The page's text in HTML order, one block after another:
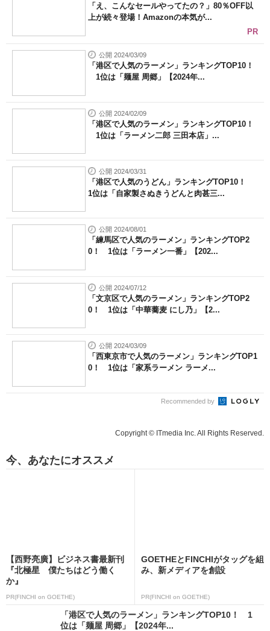
「え、こんなセールやってたの？」80％OFF以
上が続々登場！Amazonの本気が...
PR
公開 2024/03/09
「港区で人気のラーメン」ランキングTOP10！
1位は「麺屋 周郷」【2024年...
公開 2024/02/09
「港区で人気のラーメン」ランキングTOP10！
1位は「ラーメン二郎 三田本店」...
公開 2024/03/31
「港区で人気のうどん」ランキングTOP10！
1位は「自家製さぬきうどんと肉甚三...
公開 2024/08/01
「練馬区で人気のラーメン」ランキングTOP2
0！ 1位は「ラーメン一番」【202...
公開 2024/07/12
「文京区で人気のラーメン」ランキングTOP2
0！ 1位は「中華蕎麦 にし乃」【2...
公開 2024/03/09
「西東京市で人気のラーメン」ランキングTOP1
0！ 1位は「家系ラーメン ラーメ...
Recommended by
Copyright © ITmedia Inc. All Rights Reserved.
今、あなたにオススメ
【西野亮廣】ビジネス書最新刊
『北極星 僕たちはどう働く
か』
PR(FINCHI on GOETHE)
GOETHEとFINCHIがタッグを組
み、新メディアを創設
PR(FINCHI on GOETHE)
「港区で人気のラーメン」ランキングTOP10！ 1
位は「麺屋 周郷」【2024年...